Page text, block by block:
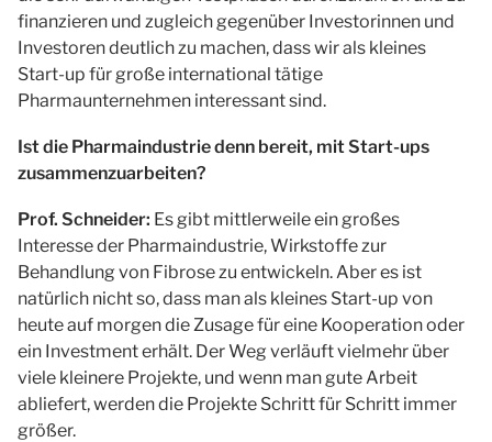
finanzieren und zugleich gegenüber Investorinnen und
Investoren deutlich zu machen, dass wir als kleines
Start-up für große international tätige
Pharmaunternehmen interessant sind.
Ist die Pharmaindustrie denn bereit, mit Start-ups
zusammenzuarbeiten?
Prof. Schneider: Es gibt mittlerweile ein großes
Interesse der Pharmaindustrie, Wirkstoffe zur
Behandlung von Fibrose zu entwickeln. Aber es ist
natürlich nicht so, dass man als kleines Start-up von
heute auf morgen die Zusage für eine Kooperation oder
ein Investment erhält. Der Weg verläuft vielmehr über
viele kleinere Projekte, und wenn man gute Arbeit
abliefert, werden die Projekte Schritt für Schritt immer
größer.